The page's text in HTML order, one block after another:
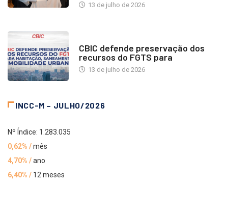
13 de julho de 2026
CBIC defende preservação dos
recursos do FGTS para
13 de julho de 2026
INCC-M – JULHO/2026
Nº Índice: 1.283.035
0,62% /mês
4,70% /ano
6,40% / 12 meses